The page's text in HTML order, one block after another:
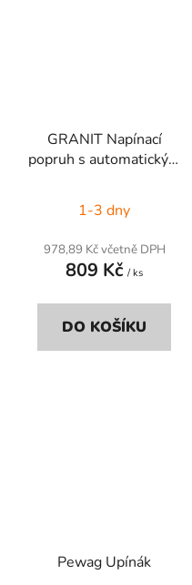
GRANIT Napínací
popruh s automatickým
1-3 dny
978,89 Kč včetně DPH
809 Kč / ks
DO KOŠÍKU
Pewag Upínák